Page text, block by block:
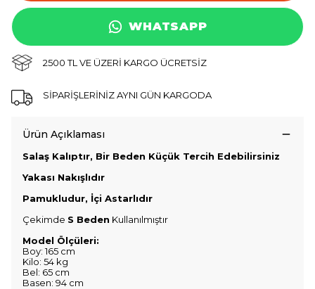
WHATSAPP
2500 TL VE ÜZERİ KARGO ÜCRETSİZ
SİPARİŞLERİNİZ AYNI GÜN KARGODA
Ürün Açıklaması
Salaş Kalıptır, Bir Beden Küçük Tercih Edebilirsiniz
Yakası Nakışlıdır
Pamukludur, İçi Astarlıdır
Çekimde S Beden Kullanılmıştır
Model Ölçüleri:
Boy: 165 cm
Kilo: 54 kg
Bel: 65 cm
Basen: 94 cm